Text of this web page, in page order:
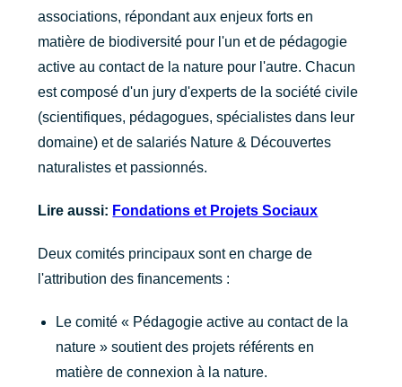
associations, répondant aux enjeux forts en
matière de biodiversité pour l'un et de pédagogie
active au contact de la nature pour l'autre. Chacun
est composé d'un jury d'experts de la société civile
(scientifiques, pédagogues, spécialistes dans leur
domaine) et de salariés Nature & Découvertes
naturalistes et passionnés.
Lire aussi: Fondations et Projets Sociaux
Deux comités principaux sont en charge de
l'attribution des financements :
Le comité « Pédagogie active au contact de la
nature » soutient des projets référents en
matière de connexion à la nature.